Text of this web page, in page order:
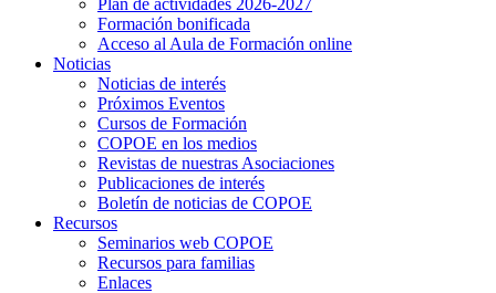
Plan de actividades 2026-2027
Formación bonificada
Acceso al Aula de Formación online
Noticias
Noticias de interés
Próximos Eventos
Cursos de Formación
COPOE en los medios
Revistas de nuestras Asociaciones
Publicaciones de interés
Boletín de noticias de COPOE
Recursos
Seminarios web COPOE
Recursos para familias
Enlaces